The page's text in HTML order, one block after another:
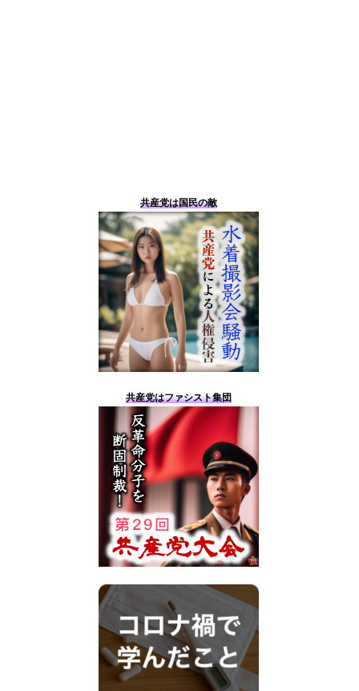
共産党は国民の敵
共産党はファシスト集団